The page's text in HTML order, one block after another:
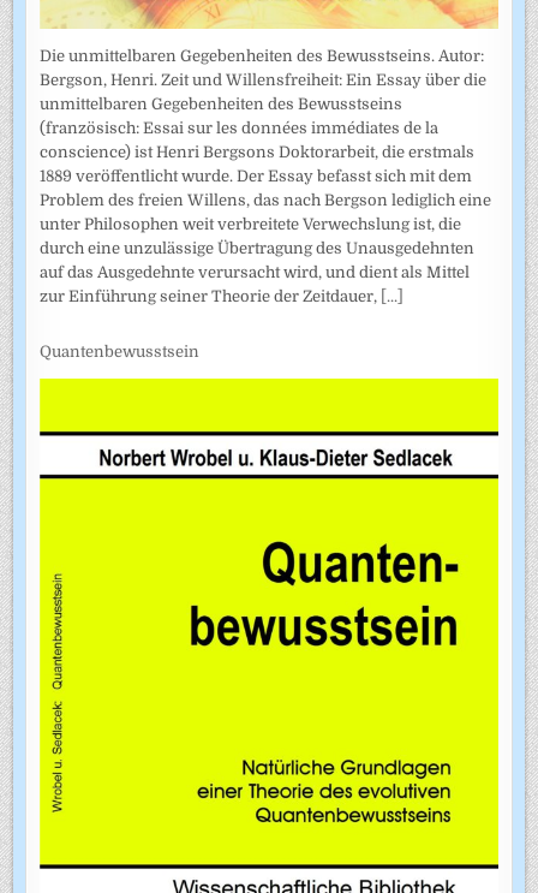
Die unmittelbaren Gegebenheiten des Bewusstseins. Autor:
Bergson, Henri. Zeit und Willensfreiheit: Ein Essay über die
unmittelbaren Gegebenheiten des Bewusstseins
(französisch: Essai sur les données immédiates de la
conscience) ist Henri Bergsons Doktorarbeit, die erstmals
1889 veröffentlicht wurde. Der Essay befasst sich mit dem
Problem des freien Willens, das nach Bergson lediglich eine
unter Philosophen weit verbreitete Verwechslung ist, die
durch eine unzulässige Übertragung des Unausgedehnten
auf das Ausgedehnte verursacht wird, und dient als Mittel
zur Einführung seiner Theorie der Zeitdauer, [...]
Quantenbewusstsein